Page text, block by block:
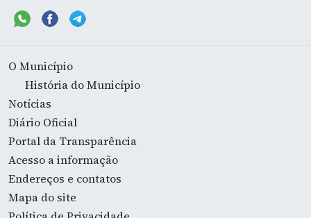
O Município
História do Município
Notícias
Diário Oficial
Portal da Transparência
Acesso a informação
Endereços e contatos
Mapa do site